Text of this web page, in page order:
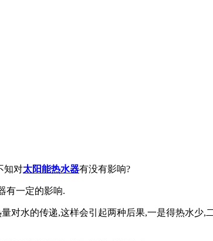
知对太阳能热水器有没有影响?
有一定的影响.
对水的传递,这样会引起两种后果,一是得热水少,